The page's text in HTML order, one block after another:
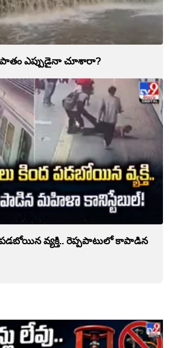
ఎప్పుడైనా చూశారా?
పడబోయిన వ్యక్తి.. రెప్పపాటులో కాపాడిన